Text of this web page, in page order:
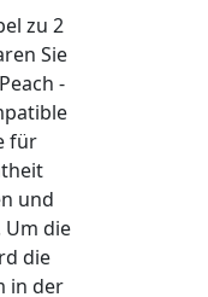
zu 2
Sie
-
für
und
die
die
in der